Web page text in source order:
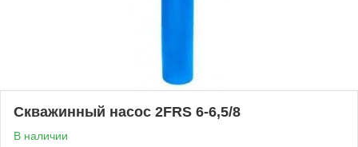
Скважинный насос 2FRS 6-6,5/8
В наличии